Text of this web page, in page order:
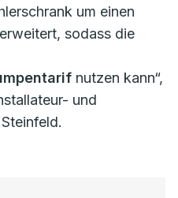
um einen
sodass die
nutzen kann“,
und